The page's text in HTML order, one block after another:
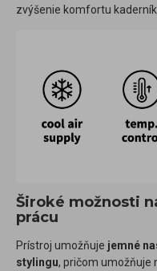
zvýšenie komfortu
Široké možnosti
prácu
Prístroj umožňuje jemné
stylingu, pričom umožňuje